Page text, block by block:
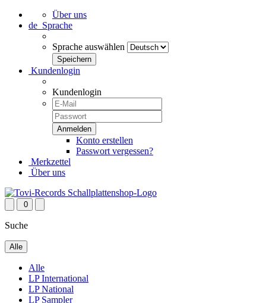
Über uns
de Sprache
Sprache auswählen
Kundenlogin
Kundenlogin
Konto erstellen
Passwort vergessen?
Merkzettel
Über uns
0
Suche
Alle
Alle
LP International
LP National
LP Sampler